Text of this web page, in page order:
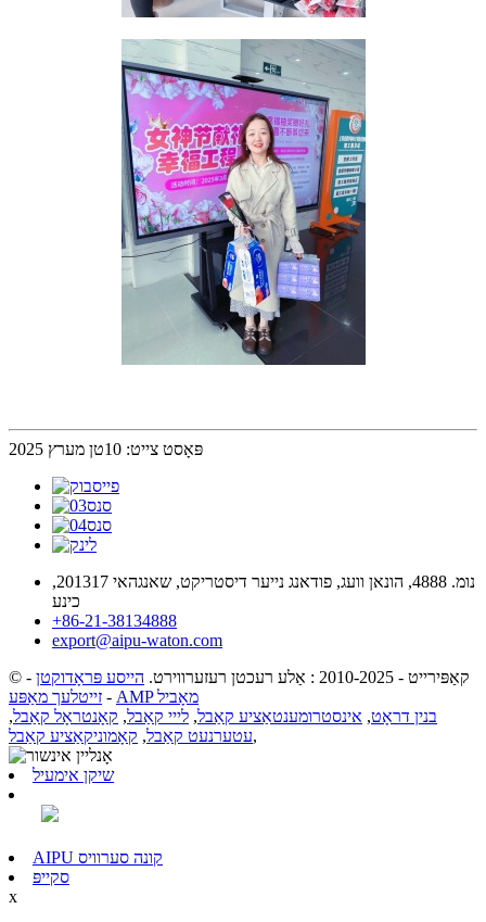
פּאָסט צייט: 10טן מערץ 2025
נומ. 4888, הונאן וועג, פודאנג נייער דיסטריקט, שאנגהאי 201317,
כינע
+86-21-38134888
export@aipu-waton.com
© קאַפּירייט - 2010-2025 : אַלע רעכטן רעזערווירט.
הייסע פּראָדוקטן -
זייטלעך מאַפּע -
AMP מאָביל
בנין דראָט, אינסטרומענטאַציע קאַבל, לייי קאַבל, קאָנטראָל קאַבל,
עטערנעט קאַבל, קאָמוניקאַציע קאַבל ,
שיקן אימעיל
AIPU קונה סערוויס
סקייפּ
x